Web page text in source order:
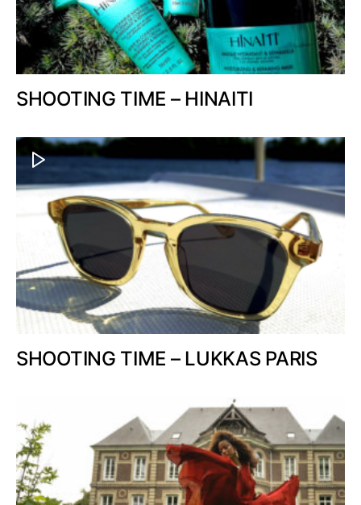
SHOOTING TIME – HINAITI
SHOOTING TIME – LUKKAS PARIS